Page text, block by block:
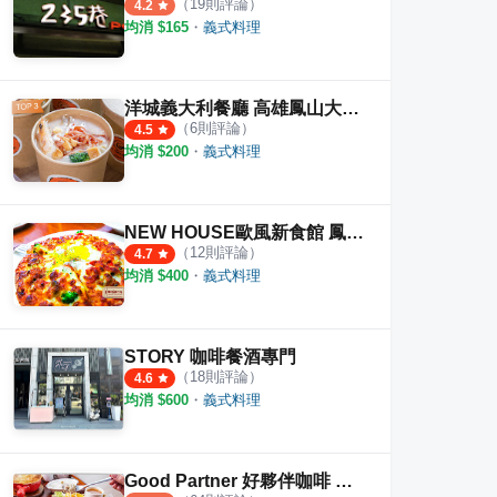
4.2 （ 19則評論）
均消 $165 ・ 義式料理
洋城義大利餐廳 高雄鳳山大潤發店
4.5 （6則評論）
均消 $200 ・ 義式料理
NEW HOUSE歐風新食館 鳳山文濱店
4.7 （ 12則評論）
均消 $400 ・ 義式料理
STORY 咖啡餐酒專門
4.6 （ 18則評論）
均消 $600 ・ 義式料理
Good Partner 好夥伴咖啡 雙慈店